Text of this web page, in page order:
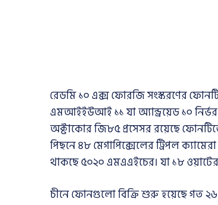
রেডমি ১০ এক্স ফোরজি সংস্করণের
এমআইইউআই ১১ যা অ্যান্ড্রয়েড ১০
অক্টাকোর জি৮৫ প্রসেসর রয়েছে
পিছনে ৪৮ মেগাপিক্সেলের ট্রিপল
থাকছে ৫০২০ এমএএইচের। যা ১৮ ওয়াটের
চীনে ফোনগুলো বিক্রি শুরু হয়েছে গত